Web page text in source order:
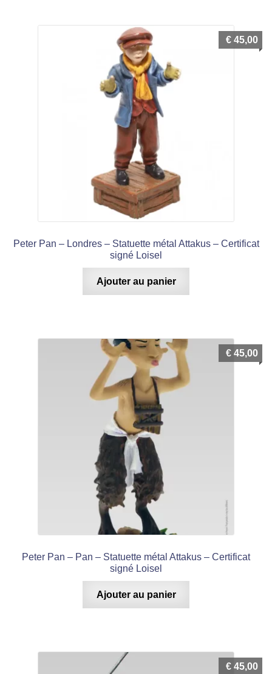
Peter Pan – Londres – Statuette métal Attakus – Certificat
signé Loisel
€ 45,00
Ajouter au panier
Peter Pan – Pan – Statuette métal Attakus – Certificat
signé Loisel
€ 45,00
Ajouter au panier
€ 45,00